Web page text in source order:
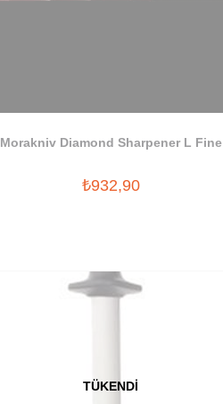
Morakniv Diamond Sharpener L Fine
₺932,90
TÜKENDI